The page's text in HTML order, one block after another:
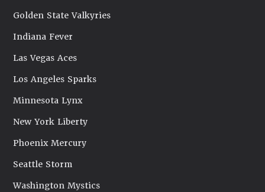
Golden State Valkyries
Indiana Fever
Las Vegas Aces
Los Angeles Sparks
Minnesota Lynx
New York Liberty
Phoenix Mercury
Seattle Storm
Washington Mystics